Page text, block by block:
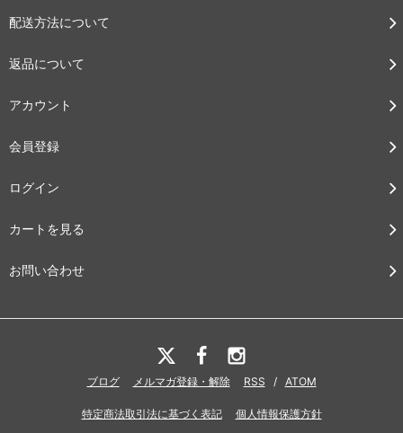
配送方法について
返品について
アカウント
会員登録
ログイン
カートを見る
お問い合わせ
ブログ メルマガ登録・解除 RSS / ATOM
特定商法取引法に基づく表記 個人情報保護方針